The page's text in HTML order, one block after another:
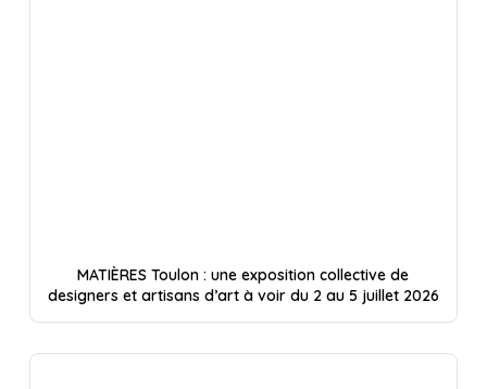
MATIÈRES Toulon : une exposition collective de
designers et artisans d’art à voir du 2 au 5 juillet 2026